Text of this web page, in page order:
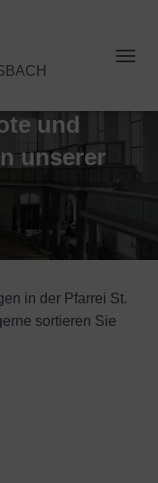
M
und
unserer
in der Pfarrei St.
sortieren Sie